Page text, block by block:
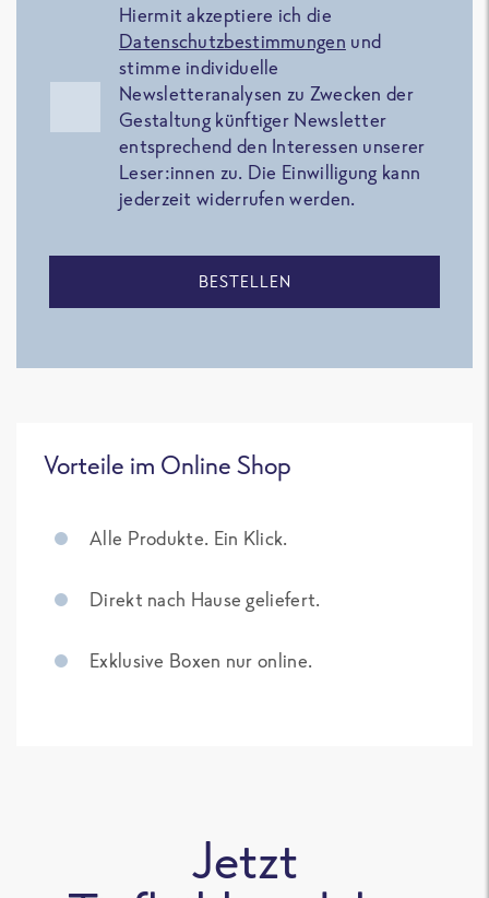
Hiermit akzeptiere ich die
Datenschutzbestimmungen und
stimme individuelle
Newsletteranalysen zu Zwecken der
Gestaltung künftiger Newsletter
entsprechend den Interessen unserer
Leser:innen zu. Die Einwilligung kann
jederzeit widerrufen werden.
BESTELLEN
Vorteile im Online Shop
Alle Produkte. Ein Klick.
Direkt nach Hause geliefert.
Exklusive Boxen nur online.
Jetzt